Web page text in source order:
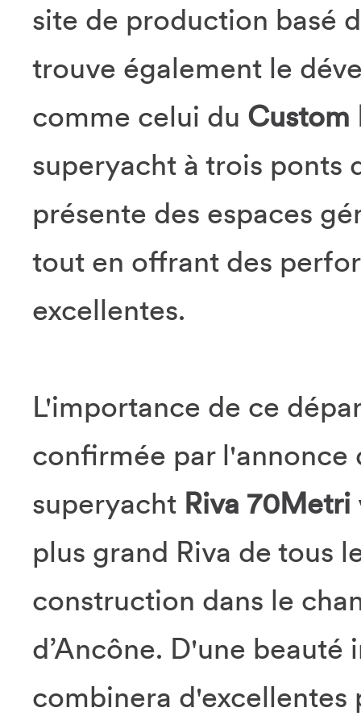
site de production basé
trouve également le
comme celui du Custom
superyacht à trois ponts
présente des espaces
tout en offrant des
excellentes.
L'importance de ce
confirmée par l'annonce
superyacht Riva 70Metri
plus grand Riva de tous
construction dans le
d’Ancône. D'une
combinera